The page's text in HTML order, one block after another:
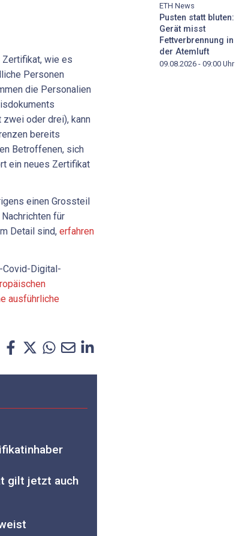
Zertifikat, wie es
Personen
die Personalien
zwei oder drei), kann
bereits
Betroffenen, sich
ein neues Zertifikat
einen Grossteil
für
Detail sind, erfahren
Covid-Digital-
ausführliche
gilt jetzt auch
ETH News
Pusten statt bluten:
Gerät misst
Fettverbrennung in
der Atemluft
09.08.2026 - 09:00 Uhr